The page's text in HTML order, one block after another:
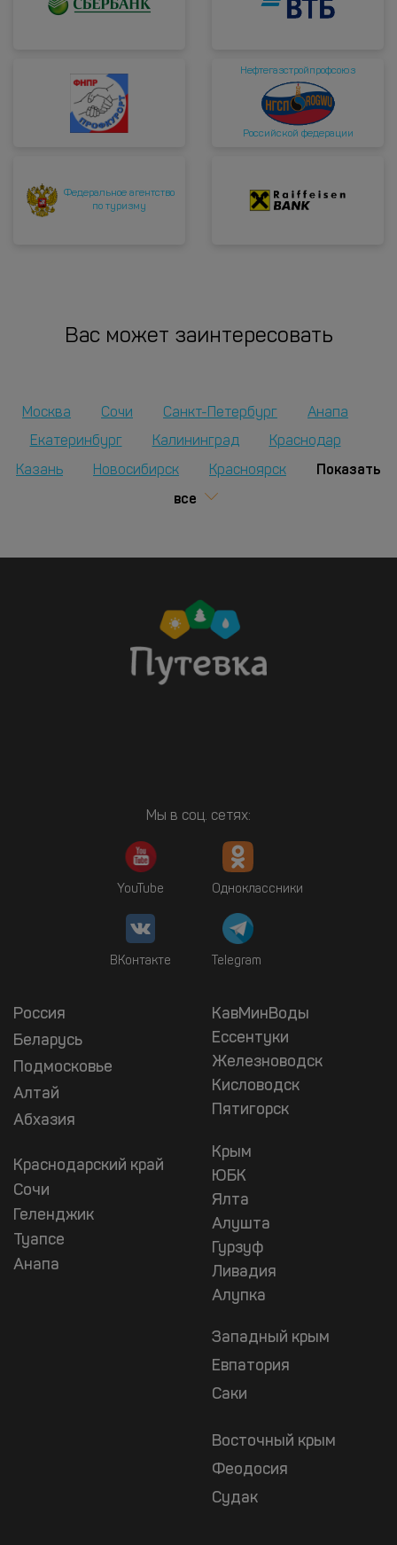
Нефтегазстройпрофсоюз
Российской федерации
Федеральное агентство
по туризму
Вас может заинтересовать
Москва Сочи Санкт-Петербург
Анапа
Екатеринбург
Калининград Краснодар
Казань Новосибирск Красноярск
Показать
все
Мы в соц. сетях:
YouTube Одноклассники
ВКонтакте Telegram
Россия
Беларусь
Подмосковье
Алтай
Абхазия
Краснодарский край
Сочи
Геленджик
Туапсе
Анапа
КавМинВоды
Ессентуки
Железноводск
Кисловодск
Пятигорск
Крым
ЮБК
Ялта
Алушта
Гурзуф
Ливадия
Алупка
Западный крым
Евпатория
Саки
Восточный крым
Феодосия
Судак